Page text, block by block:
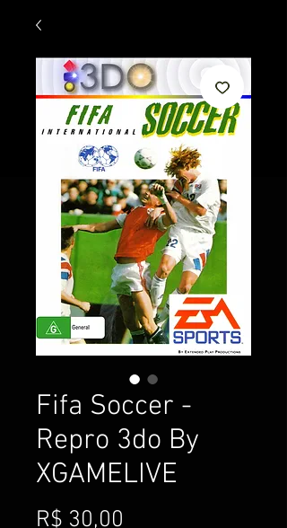
Fifa Soccer -
Repro 3do By
XGAMELIVE
R$ 30,00